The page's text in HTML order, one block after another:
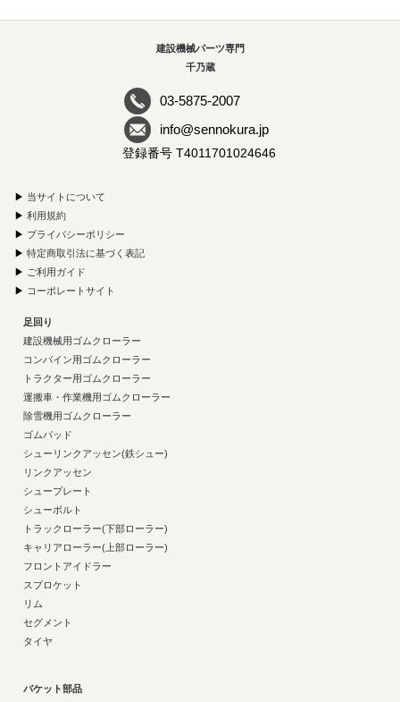
建設機械パーツ専門
千乃蔵
03-5875-2007
info@sennokura.jp
登録番号 T4011701024646
▶ 当サイトについて
▶ 利用規約
▶ プライバシーポリシー
▶ 特定商取引法に基づく表記
▶ ご利用ガイド
▶ コーポレートサイト
足回り
建設機械用ゴムクローラー
コンバイン用ゴムクローラー
トラクター用ゴムクローラー
運搬車・作業機用ゴムクローラー
除雪機用ゴムクローラー
ゴムパッド
シューリンクアッセン(鉄シュー)
リンクアッセン
シュープレート
シューボルト
トラックローラー(下部ローラー)
キャリアローラー(上部ローラー)
フロントアイドラー
スプロケット
リム
セグメント
タイヤ
バケット部品